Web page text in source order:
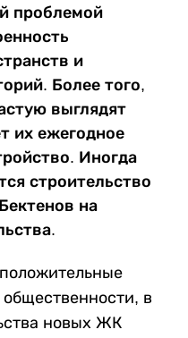
проблемой
и
Более того,
выглядят
их ежегодное
Иногда
строительство
на
в
новых ЖК